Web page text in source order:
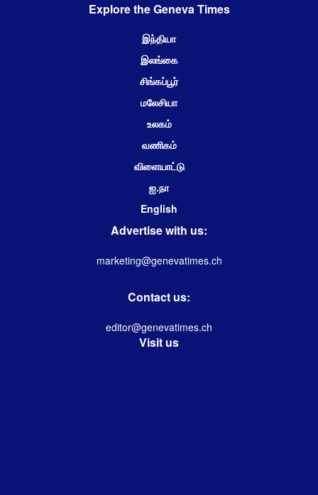
Explore the Geneva Times
இந்தியா
இலங்கை
சிங்கப்பூர்
மலேசியா
உலகம்
வணிகம்
விளையாட்டு
ஐ.நா
English
Advertise with us:
marketing@genevatimes.ch
Contact us:
editor@genevatimes.ch
Visit us